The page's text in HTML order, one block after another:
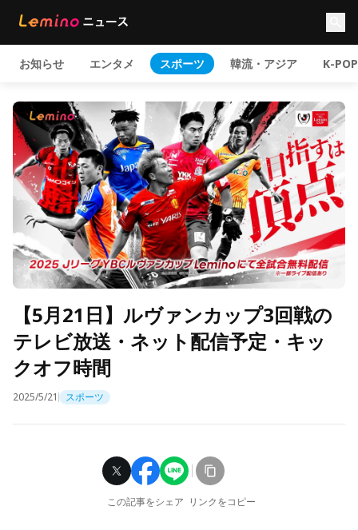
お知らせ エンタメ スポーツ 韓流・アジア K-POP
【5月21日】ルヴァンカップ3回戦の
テレビ放送・ネット配信予定・キッ
クオフ時間
2025/5/21 スポーツ
この記事をシェア リンクをコピー